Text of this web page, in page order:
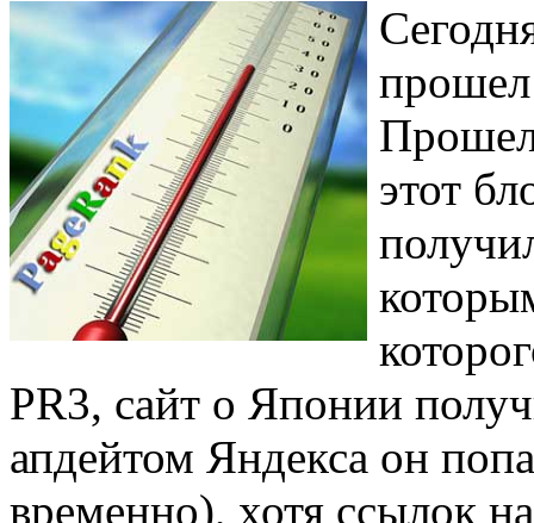
Прошел
этот
PR3, сайт о Японии
апдейтом Яндекса он
временно), хотя ссылок